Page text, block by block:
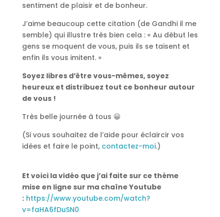
sentiment de plaisir et de bonheur.
J’aime beaucoup cette citation (de Gandhi il me
semble) qui illustre très bien cela : « Au début les
gens se moquent de vous, puis ils se taisent et
enfin ils vous imitent. »
Soyez libres d’être vous-mêmes, soyez
heureux et distribuez tout ce bonheur autour
de vous !
Très belle journée à tous 😀
(Si vous souhaitez de l’aide pour éclaircir vos
idées et faire le point, contactez-moi.)
Et voici la vidéo que j’ai faite sur ce thème
mise en ligne sur ma chaîne Youtube
: https://www.youtube.com/watch?
v=faHA6fDuSN0